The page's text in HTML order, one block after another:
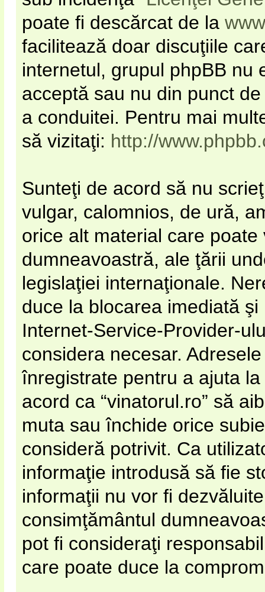
poate fi descărcat de la
facilitează doar discuţiile
internetul, grupul phpBB nu
acceptă sau nu din punct
a conduitei. Pentru mai
să vizitaţi: http://
Sunteţi de acord să nu
vulgar, calomnios, de ură,
orice alt material care
dumneavoastră, ale ţării
legislaţiei internaţionale.
duce la blocarea imediată
Internet-Service-Provider-
considera necesar.
înregistrate pentru a ajuta
acord ca “vinatorul.ro” să
muta sau închide orice
consideră potrivit. Ca
informaţie introdusă să fie
informaţii nu vor fi
consimţământul
pot fi consideraţi
care poate duce la